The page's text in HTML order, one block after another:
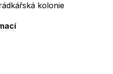
kolonie